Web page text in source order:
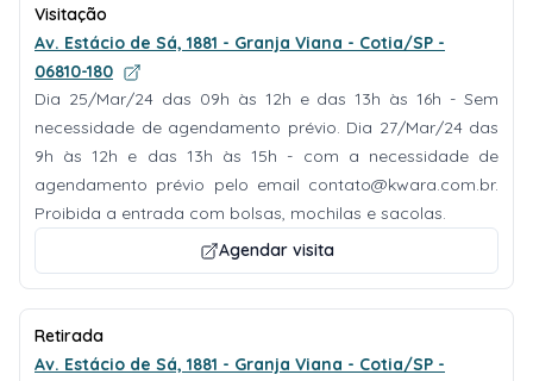
Visitação
Av. Estácio de Sá, 1881 - Granja Viana - Cotia/SP -
06810-180
Dia 25/Mar/24 das 09h às 12h e das 13h às 16h - Sem
necessidade de agendamento prévio. Dia 27/Mar/24 das
9h às 12h e das 13h às 15h - com a necessidade de
agendamento prévio pelo email contato@kwara.com.br.
Proibida a entrada com bolsas, mochilas e sacolas.
Agendar visita
Retirada
Av. Estácio de Sá, 1881 - Granja Viana - Cotia/SP -